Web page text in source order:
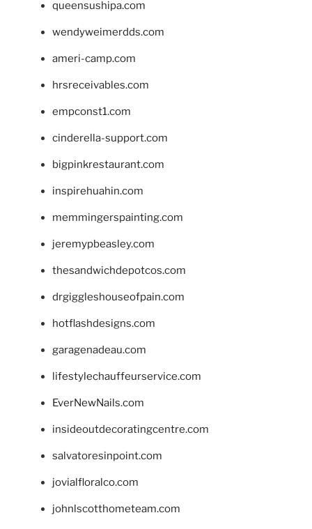
queensushipa.com
wendyweimerdds.com
ameri-camp.com
hrsreceivables.com
empconst1.com
cinderella-support.com
bigpinkrestaurant.com
inspirehuahin.com
memmingerspainting.com
jeremypbeasley.com
thesandwichdepotcos.com
drgiggleshouseofpain.com
hotflashdesigns.com
garagenadeau.com
lifestylechauffeurservice.com
EverNewNails.com
insideoutdecoratingcentre.com
salvatoresinpoint.com
jovialfloralco.com
johnlscotthometeam.com